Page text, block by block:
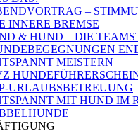
–
INNERE BREMSE
& HUND – DIE
MEISTERN
URLAUBSBETREUUNG
MIT HUND IM